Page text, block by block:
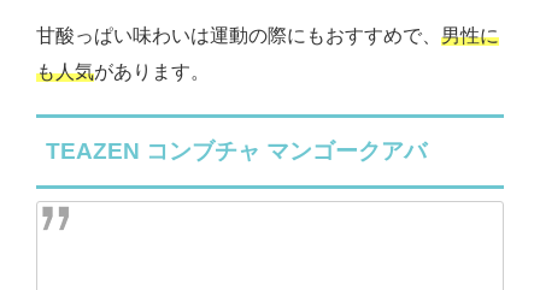
甘酸っぱい味わいは運動の際にもおすすめで、 男性に
も人気があります。
TEAZEN コンブチャ マンゴークアバ